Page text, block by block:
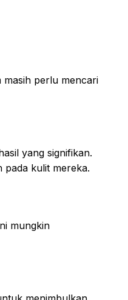
masih perlu mencari
yang signifikan.
pada kulit mereka.
mungkin